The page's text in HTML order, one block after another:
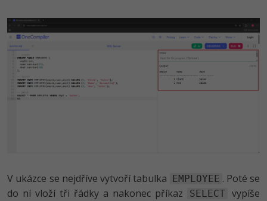
V ukázce se nejdříve vytvoří tabulka EMPLOYEE . Poté se
do ní vloží tři řádky a nakonec příkaz
SELECT
vypíše